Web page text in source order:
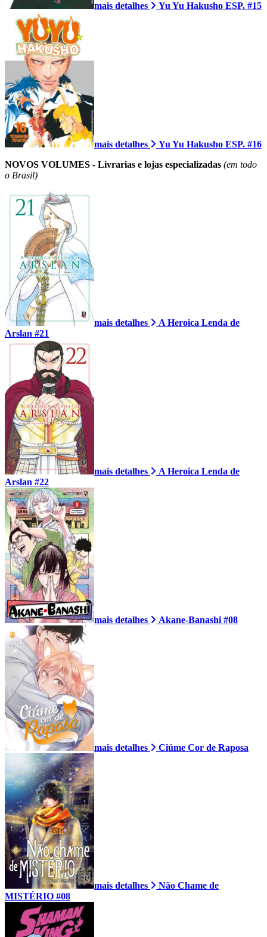
mais detalhes Yu Yu Hakusho ESP. #15
mais detalhes
Yu Yu Hakusho ESP. #16
NOVOS VOLUMES - Livrarias e lojas especializadas (em todo
o Brasil)
mais detalhes
A Heroica Lenda de
Arslan #21
mais detalhes
A Heroica Lenda de
Arslan #22
mais detalhes Akane-Banashi #08
mais detalhes Ciúme Cor de Raposa
mais detalhes
Não Chame de
MISTÉRIO #08